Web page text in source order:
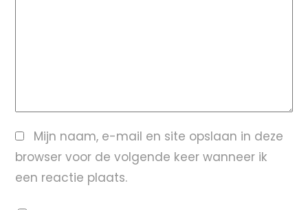
Mijn naam, e-mail en site opslaan in deze
browser voor de volgende keer wanneer ik
een reactie plaats.